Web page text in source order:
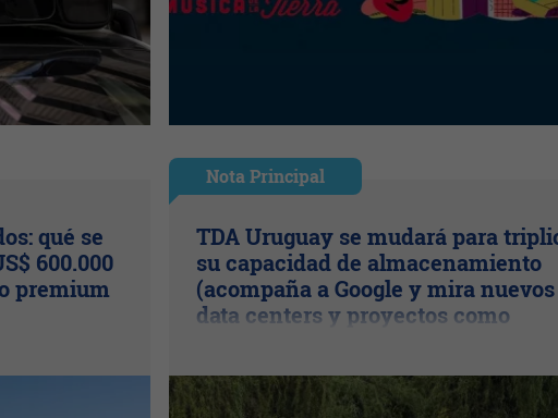
qué se
600.000
premium
Nota Principal
TDA Uruguay se mudará para
su capacidad de almacenamiento
(acompaña a Google y mira nuevos
data centers y proyectos como